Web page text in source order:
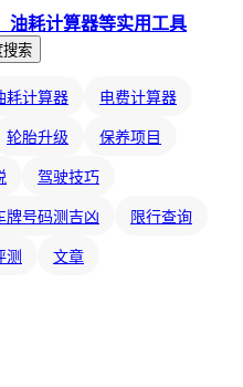
搜索
耗计算器 电费计算器
轮胎升级 保养项目
驾驶技巧
牌号码测吉凶 限行查询
测 文章